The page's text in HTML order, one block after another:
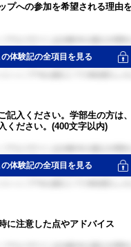
プへの参加を希望される理由
記入ください。学部生の方は
ください。(400文字以内)
に注意した点やアドバイス